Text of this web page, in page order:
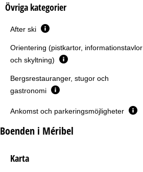
Övriga kategorier
After ski
Orientering (pistkartor, informationstavlor
och skyltning)
Bergsrestauranger, stugor och
gastronomi
Ankomst och parkeringsmöjligheter
Boenden i Méribel
Karta